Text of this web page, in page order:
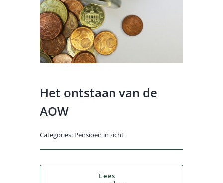
Het ontstaan van de
AOW
Categories: Pensioen in zicht
Lees